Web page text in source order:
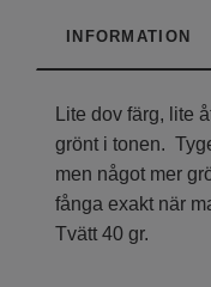
INFORMATION
Lite dov färg, lite
grönt i tonen.
men något mer
fånga exakt när
Tvätt 40 gr.